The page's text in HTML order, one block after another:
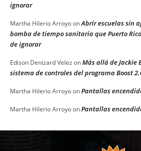
ignorar
Martha Hilerio ArroyoonAbrir escuelas sin
bomba de tiempo sanitaria que Puerto
de ignorar
Edison Denizard Velez onMás allá de Jackie
sistema de controles del programa Boost
Martha Hilerio ArroyoonPantallas
Martha Hilerio ArroyoonPantallas